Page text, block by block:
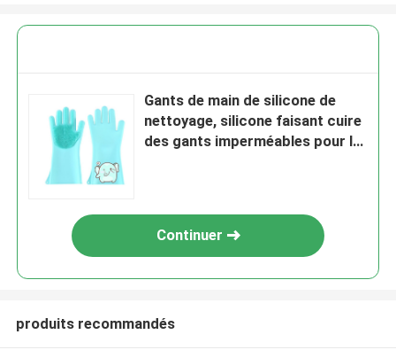
Gants de main de silicone de
nettoyage, silicone faisant cuire
des gants imperméables pour la
Continuer
produits recommandés